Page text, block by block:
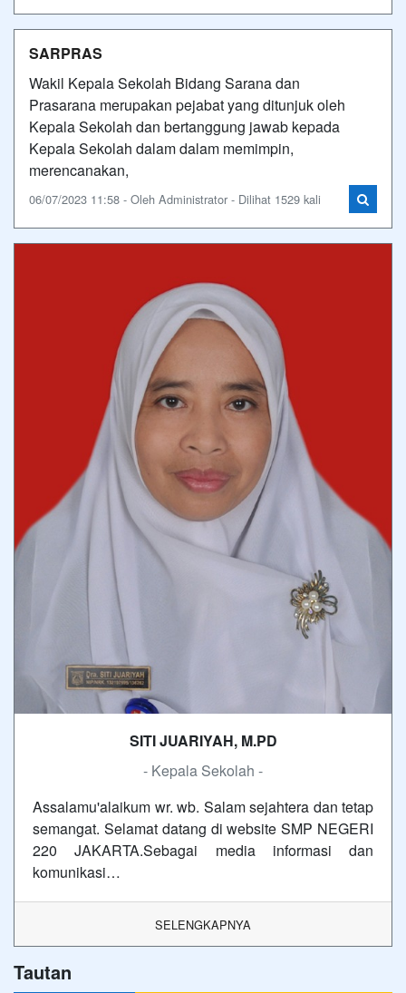
SARPRAS
Wakil Kepala Sekolah Bidang Sarana dan
Prasarana merupakan pejabat yang ditunjuk oleh
Kepala Sekolah dan bertanggung jawab kepada
Kepala Sekolah dalam dalam memimpin,
merencanakan,
06/07/2023 11:58 - Oleh Administrator - Dilihat 1529 kali
SITI JUARIYAH, M.PD
- Kepala Sekolah -
Assalamu'alaikum wr. wb. Salam sejahtera dan tetap
semangat. Selamat datang di website SMP NEGERI
220 JAKARTA.Sebagai media informasi dan
komunikasi…
SELENGKAPNYA
Tautan